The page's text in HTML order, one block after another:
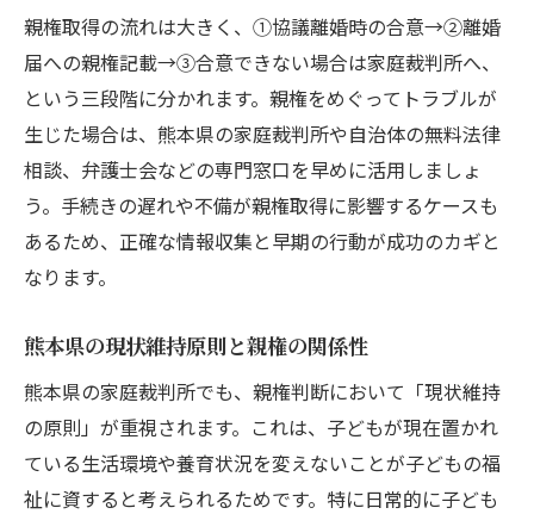
塾代免除や住宅手当の上手な使い方
熊本県で離婚を考える女性必見の親権知識
離婚と親権の基礎知識を女性向けに解説
現状維持の原則と親権取得の実例紹介
離婚時に母親が親権を持てない場合とは
共同親権導入後の注意点を押さえる
母子家庭支援で経済的不安を減らす方法
給付金・手当活用で生活を安定させる秘訣
親権取得と就労支援を同時に進めるコツ
親権取得の流れは大きく、①協議離婚時の合意→②離婚
届への親権記載→③合意できない場合は家庭裁判所へ、
という三段階に分かれます。親権をめぐってトラブルが
生じた場合は、熊本県の家庭裁判所や自治体の無料法律
相談、弁護士会などの専門窓口を早めに活用しましょ
う。手続きの遅れや不備が親権取得に影響するケースも
あるため、正確な情報収集と早期の行動が成功のカギと
なります。
熊本県の現状維持原則と親権の関係性
熊本県の家庭裁判所でも、親権判断において「現状維持
の原則」が重視されます。これは、子どもが現在置かれ
ている生活環境や養育状況を変えないことが子どもの福
祉に資すると考えられるためです。特に日常的に子ども